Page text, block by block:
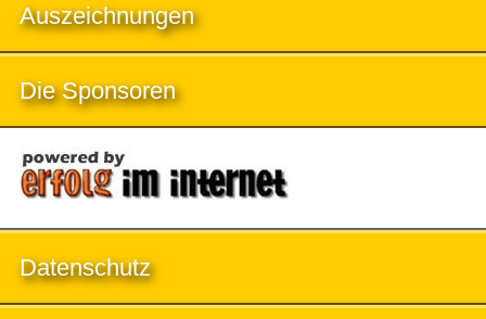
Auszeichnungen
Die Sponsoren
Datenschutz